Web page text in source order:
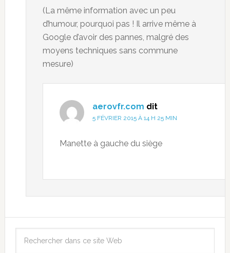
(La même information avec un peu
d’humour, pourquoi pas ! Il arrive même à
Google d’avoir des pannes, malgré des
moyens techniques sans commune
mesure)
aerovfr.com dit
5 FÉVRIER 2015 À 14 H 25 MIN
Manette à gauche du siège